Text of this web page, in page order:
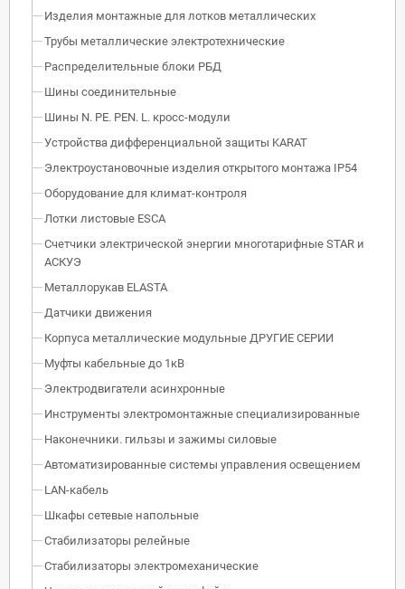
Изделия монтажные для лотков металлических
Трубы металлические электротехнические
Распределительные блоки РБД
Шины соединительные
Шины N. PE. PEN. L. кросс-модули
Устройства дифференциальной защиты KARAT
Электроустановочные изделия открытого монтажа IP54
Оборудование для климат-контроля
Лотки листовые ESCA
Счетчики электрической энергии многотарифные STAR и
АСКУЭ
Металлорукав ELASTA
Датчики движения
Корпуса металлические модульные ДРУГИЕ СЕРИИ
Муфты кабельные до 1кВ
Электродвигатели асинхронные
Инструменты электромонтажные специализированные
Наконечники. гильзы и зажимы силовые
Автоматизированные системы управления освещением
LAN-кабель
Шкафы сетевые напольные
Стабилизаторы релейные
Стабилизаторы электромеханические